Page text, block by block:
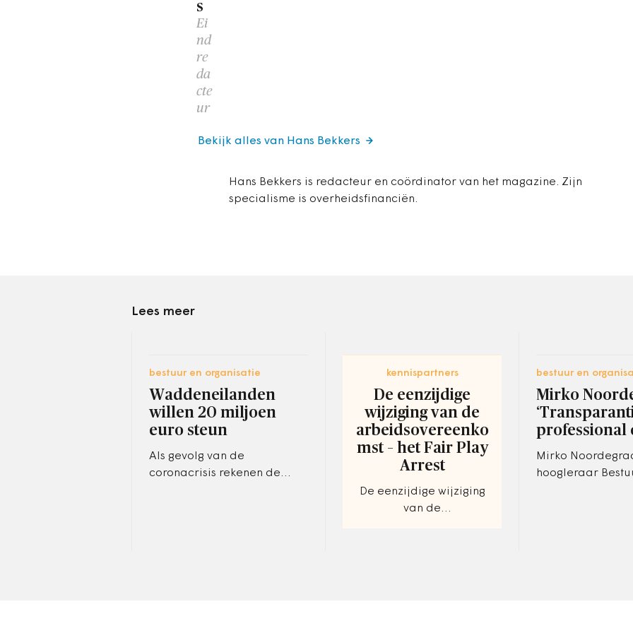
s
Ei
nd
re
da
cte
ur
Hans Bekkers is redacteur en coördinator van het magazine. Zijn
specialisme is overheidsfinanciën.
Bekijk alles van Hans Bekkers
Lees meer
bestuur en organisatie
Waddeneilanden
willen 20 miljoen
euro steun
Als gevolg van de
coronacrisis rekenen de
kennispartners
De eenzijdige
wijziging van de
arbeidsovereenko
mst – het Fair Play
Arrest
De eenzijdige wijziging
van de
bestuur en
Mirko
professional
Mirko
hoogleraar